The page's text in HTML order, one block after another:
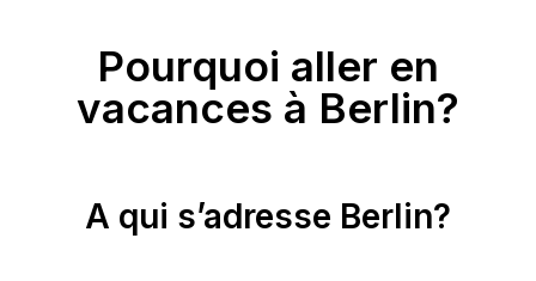
Pourquoi aller en
vacances à Berlin?
A qui s’adresse Berlin?